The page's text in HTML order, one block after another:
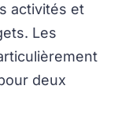
activités et
Les
deux